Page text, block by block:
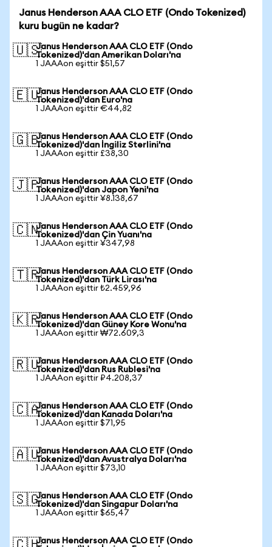
Janus Henderson AAA CLO ETF (Ondo Tokenized)
kuru bugün ne kadar?
🇺🇸Janus Henderson AAA CLO ETF (Ondo
Tokenized)'dan Amerikan Doları'na
1 JAAAon eşittir $51,57
🇪🇺Janus Henderson AAA CLO ETF (Ondo
Tokenized)'dan Euro'na
1 JAAAon eşittir €44,82
🇬🇧Janus Henderson AAA CLO ETF (Ondo
Tokenized)'dan İngiliz Sterlini'na
1 JAAAon eşittir £38,30
🇯🇵Janus Henderson AAA CLO ETF (Ondo
Tokenized)'dan Japon Yeni'na
1 JAAAon eşittir ¥8.138,67
🇨🇳Janus Henderson AAA CLO ETF (Ondo
Tokenized)'dan Çin Yuanı'na
1 JAAAon eşittir ¥347,98
🇹🇷Janus Henderson AAA CLO ETF (Ondo
Tokenized)'dan Türk Lirası'na
1 JAAAon eşittir ₺2.459,96
🇰🇷Janus Henderson AAA CLO ETF (Ondo
Tokenized)'dan Güney Kore Wonu'na
1 JAAAon eşittir ₩72.609,3
🇷🇺Janus Henderson AAA CLO ETF (Ondo
Tokenized)'dan Rus Rublesi'na
1 JAAAon eşittir ₽4.208,37
🇨🇦Janus Henderson AAA CLO ETF (Ondo
Tokenized)'dan Kanada Doları'na
1 JAAAon eşittir $71,95
🇦🇺Janus Henderson AAA CLO ETF (Ondo
Tokenized)'dan Avustralya Doları'na
1 JAAAon eşittir $73,10
🇸🇬Janus Henderson AAA CLO ETF (Ondo
Tokenized)'dan Singapur Doları'na
1 JAAAon eşittir $65,47
Janus Henderson AAA CLO ETF (Ondo